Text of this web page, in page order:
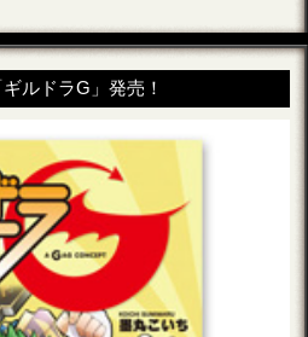
ルドラG」発売！